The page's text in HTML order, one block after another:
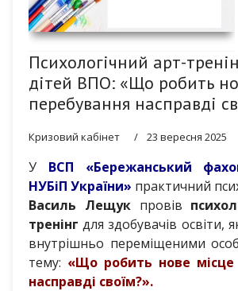
Психологічний арт-
дітей ВПО: «Що робить
перебування насправді
Кризовий кабінет 23 вересня 2025
У ВСП «Бережанський
НУБіП України» практичний
Василь Лещукпровів
тренінг для здобувачів освіти,
внутрішньо переміщеними
тему: «Що робить нове місце
насправді своїм?».